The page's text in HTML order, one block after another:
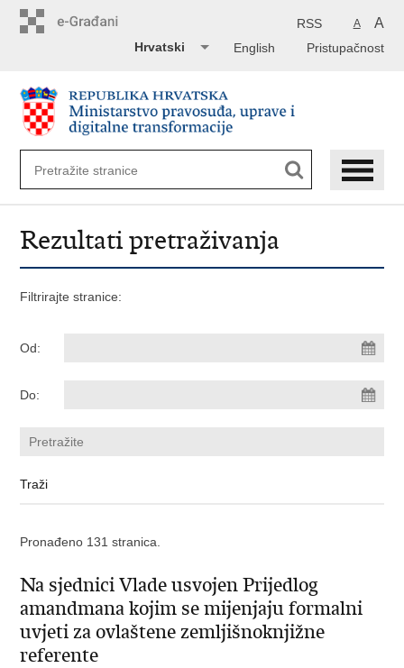
A A
RSS
Pristupačnost
English
Hrvatski
Rezultati pretraživanja
Filtrirajte stranice:
Od:
Do:
Pronađeno 131 stranica.
Na sjednici Vlade usvojen Prijedlog
amandmana kojim se mijenjaju formalni
uvjeti za ovlaštene zemljišnoknjižne
referente